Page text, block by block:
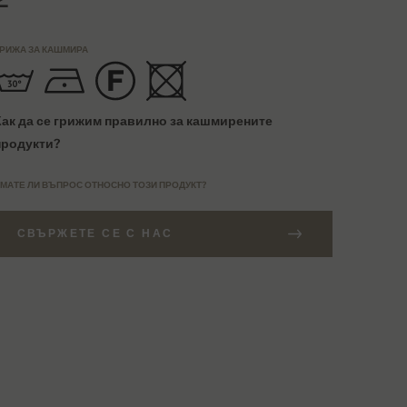
ЗА КАШМИРА
да се грижим правилно за кашмирените
ЛИ ВЪПРОС ОТНОСНО ТОЗИ ПРОДУКТ?
СВЪРЖЕТЕ СЕ С НАС